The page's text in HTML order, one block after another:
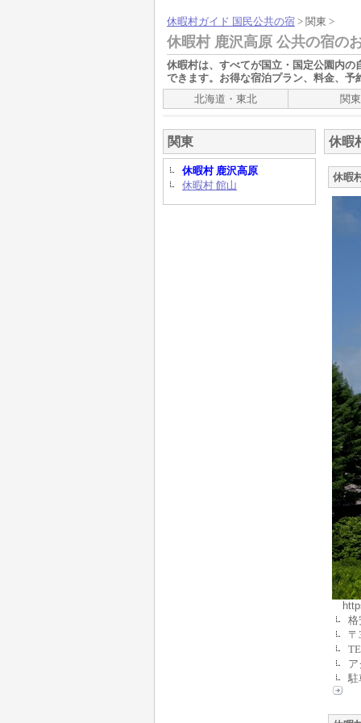
休暇村ガイド 国民公共の宿 > 関東 >
休暇村 鹿沢高原 公共の宿の
休暇村は、すべてが国立・国定公園内
できます。お得な宿泊プラン、料金、
北海道・東北
関東
休暇
休暇
関東
休暇村 鹿沢高原
休暇村 館山